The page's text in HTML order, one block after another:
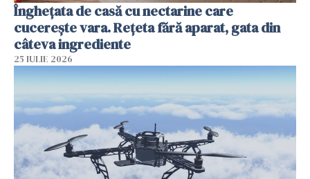
Înghețata de casă cu nectarine care
cucerește vara. Rețeta fără aparat, gata din
câteva ingrediente
25 IULIE 2026